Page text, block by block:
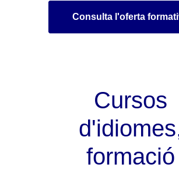
Consulta l'oferta
Cursos
formació